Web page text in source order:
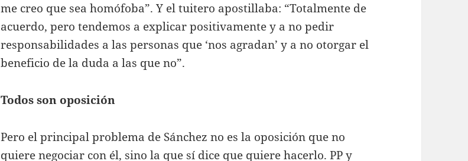
me creo que sea homófoba”. Y el tuitero apostillaba: “Totalmente de
acuerdo, pero tendemos a explicar positivamente y a no pedir
responsabilidades a las personas que ‘nos agradan’ y a no otorgar el
beneficio de la duda a las que no”.
Todos son oposición
Pero el principal problema de Sánchez no es la oposición que no
quiere negociar con él, sino la que sí dice que quiere hacerlo. PP y